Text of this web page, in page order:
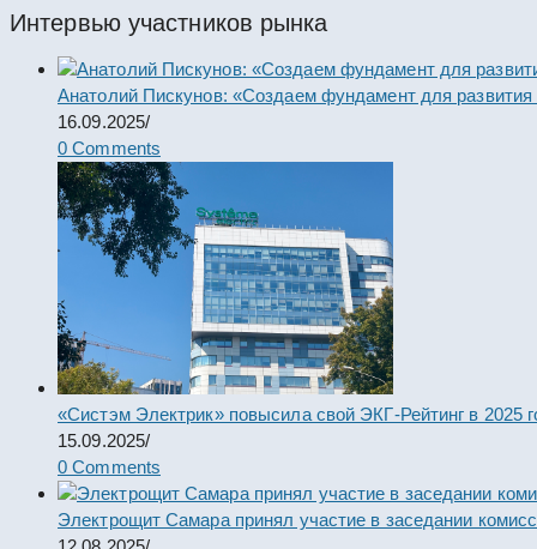
Интервью участников рынка
Анатолий Пискунов: «Создаем фундамент для развития
16.09.2025/
0 Comments
«Систэм Электрик» повысила свой ЭКГ-Рейтинг в 2025
15.09.2025/
0 Comments
Электрощит Самара принял участие в заседании